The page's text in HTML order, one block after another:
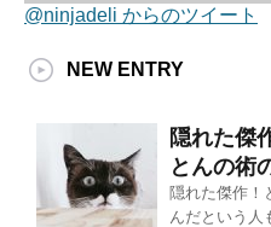
@ninjadeli からのツイート
NEW ENTRY
隠れた傑
とんの術
隠れた傑作！
んだという人